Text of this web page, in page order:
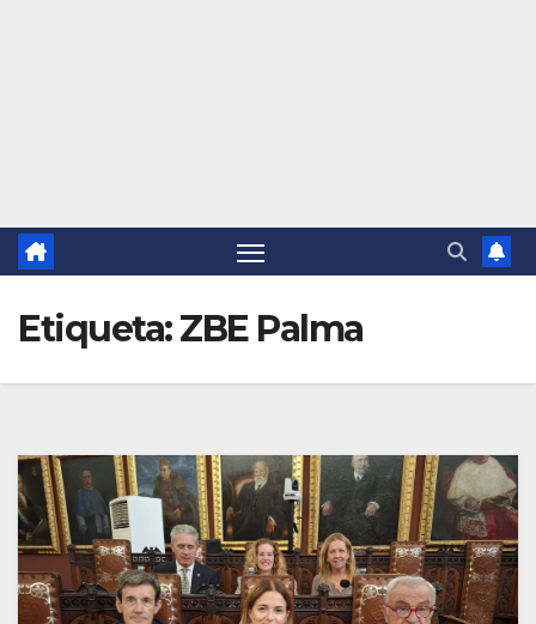
Etiqueta:ZBE Palma